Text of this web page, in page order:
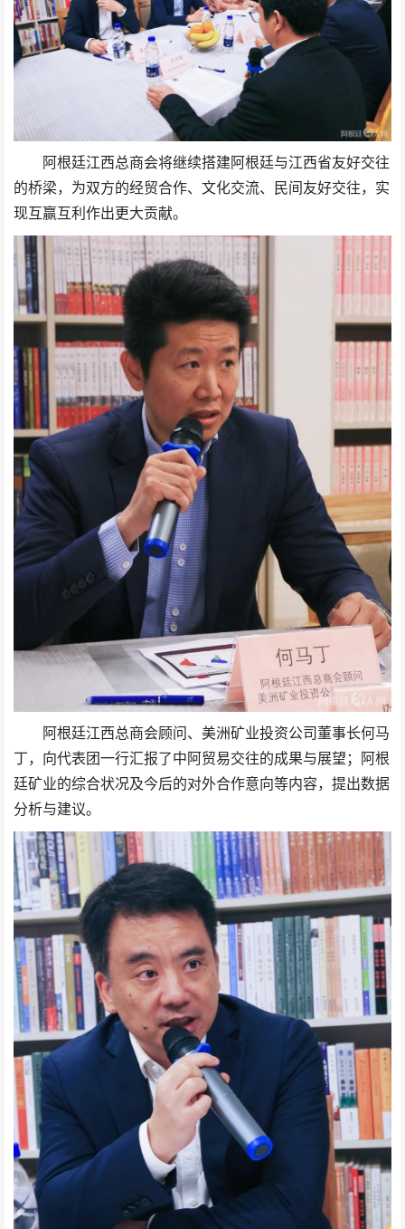
阿根廷江西总商会将继续搭建阿根廷与江西省友好交往
的桥梁，为双方的经贸合作、文化交流、民间友好交往，实
现互赢互利作出更大贡献。
阿根廷江西总商会顾问、美洲矿业投资公司董事长何马
丁，向代表团一行汇报了中阿贸易交往的成果与展望；阿根
廷矿业的综合状况及今后的对外合作意向等内容，提出数据
分析与建议。